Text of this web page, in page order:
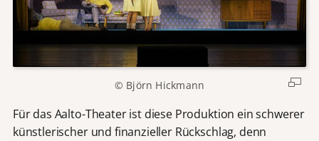
© Björn Hickmann
Für das Aalto-Theater ist diese Produktion ein schwerer
künstlerischer und finanzieller Rückschlag, denn